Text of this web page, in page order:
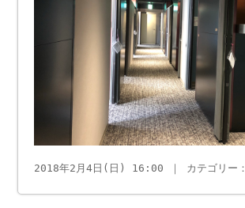
2018年2月4日(日) 16:00 ｜ カテゴリー